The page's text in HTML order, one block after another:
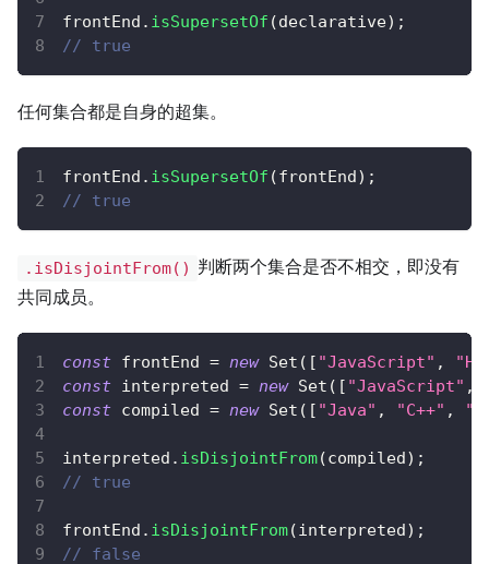
frontEnd . isSupersetOf (declarative) ;
// true
任何集合都是自身的超集。
frontEnd . isSupersetOf (frontEnd ) ;
// true
.isDisjointFrom() 判断两个集合是否不相交，即没有
共同成员。
const frontEnd = new Set ( [ "JavaScript" ,
const interpreted = new Set ( [ "JavaScript" ,
const compiled = new Set ( [ "Java" , "C++" ,
interpreted . isDisjointFrom(compiled) ;
// true
frontEnd . isDisjointFrom(interpreted) ;
// false